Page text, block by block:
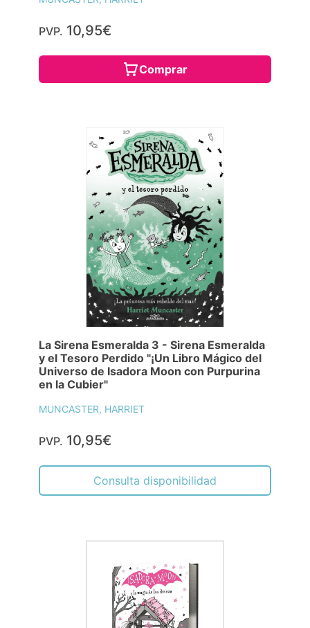
PVP. 10,95€
Comprar
La Sirena Esmeralda 3 - Sirena Esmeralda
y el Tesoro Perdido "¡Un Libro Mágico del
Universo de Isadora Moon con Purpurina
en la Cubier"
MUNCASTER, HARRIET
PVP. 10,95€
Consulta disponibilidad